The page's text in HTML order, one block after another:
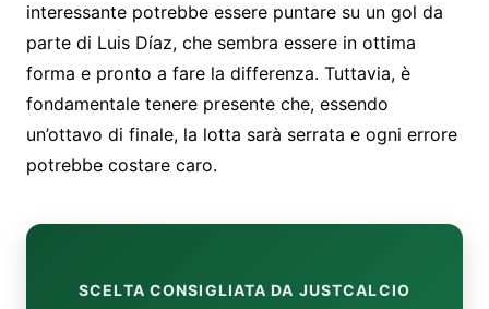
interessante potrebbe essere puntare su un gol da
parte di Luis Díaz, che sembra essere in ottima
forma e pronto a fare la differenza. Tuttavia, è
fondamentale tenere presente che, essendo
un’ottavo di finale, la lotta sarà serrata e ogni errore
potrebbe costare caro.
SCELTA CONSIGLIATA DA JUSTCALCIO